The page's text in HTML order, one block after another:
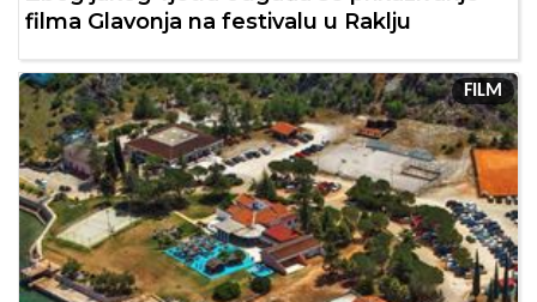
filma Glavonja na festivalu u Raklju
FILM